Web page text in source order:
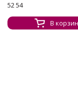
52 54
В